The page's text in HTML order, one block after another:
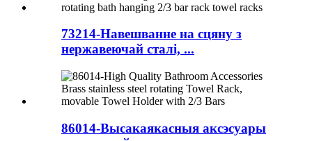
73214-Навешванне на сцяну з
нержавеючай сталі, ...
86014-Высакаякасныя аксэсуары